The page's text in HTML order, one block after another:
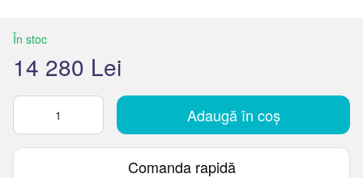
În stoc
14 280 Lei
Adaugă în coș
Comanda rapidă